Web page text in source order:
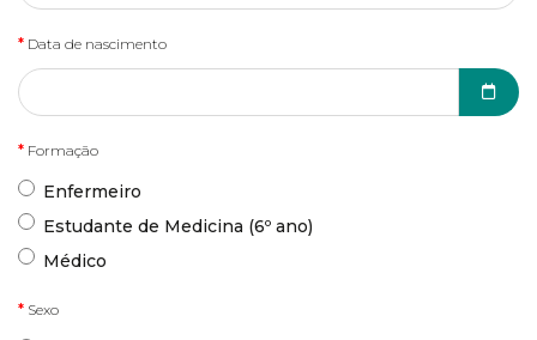
Data de nascimento
Formação
Enfermeiro
Estudante de Medicina (6º ano)
Médico
Sexo